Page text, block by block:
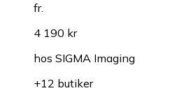
fr.
4 190 kr
hos SIGMA Imaging
+12 butiker